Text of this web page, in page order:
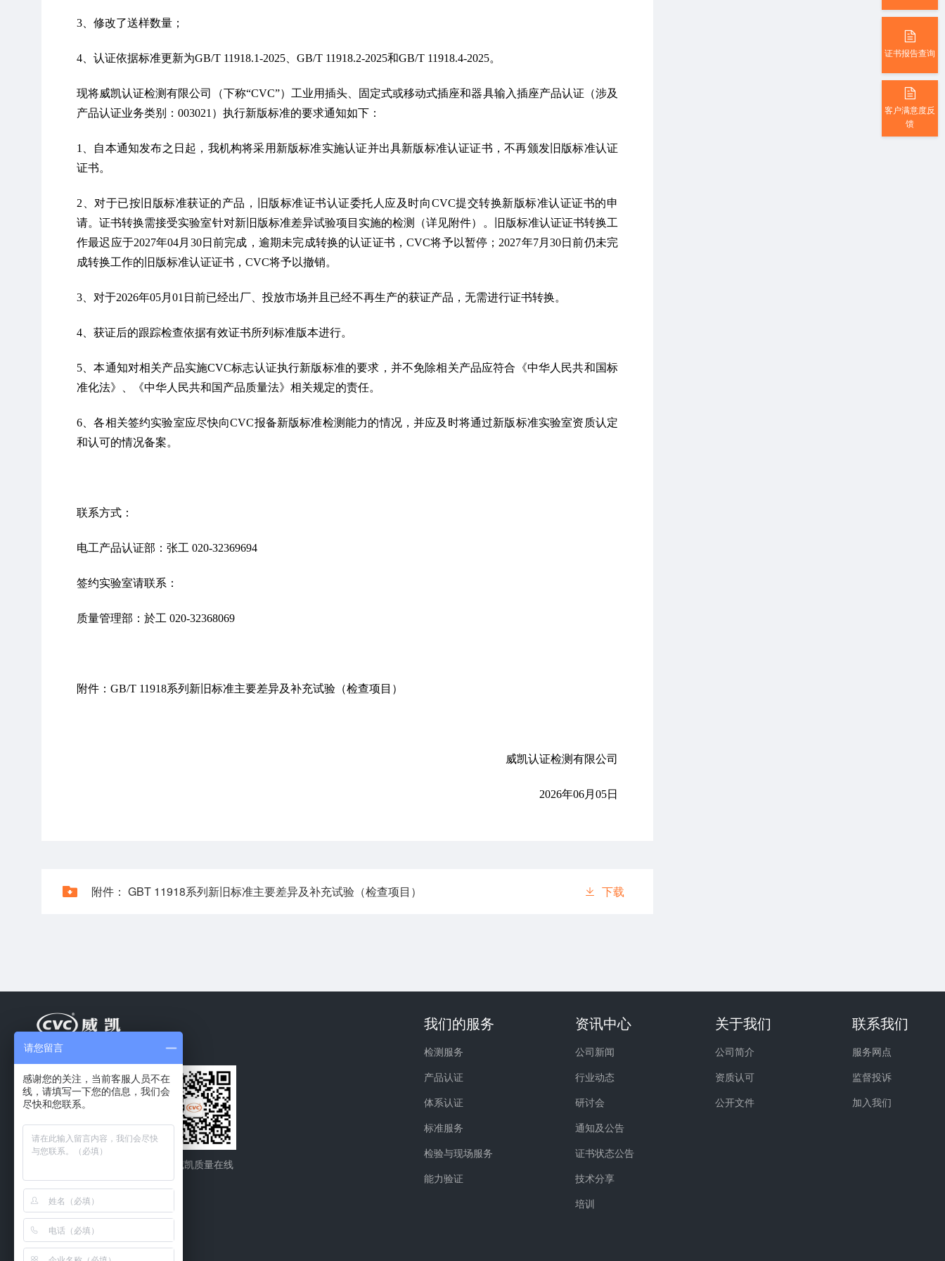
3、修改了送样数量；
4、认证依据标准更新为GB/T 11918.1-2025、GB/T 11918.2-2025和GB/T 11918.4-2025。
现将威凯认证检测有限公司（下称“CVC”）工业用插头、固定式或移动式插座和器具输入插座产品认证（涉及
产品认证业务类别：003021）执行新版标准的要求通知如下：
1、自本通知发布之日起，我机构将采用新版标准实施认证并出具新版标准认证证书，不再颁发旧版标准认证
证书。
2、对于已按旧版标准获证的产品，旧版标准证书认证委托人应及时向CVC提交转换新版标准认证证书的申
请。证书转换需接受实验室针对新旧版标准差异试验项目实施的检测（详见附件）。旧版标准认证证书转换工
作最迟应于2027年04月30日前完成，逾期未完成转换的认证证书，CVC将予以暂停；2027年7月30日前仍未完
成转换工作的旧版标准认证证书，CVC将予以撤销。
3、对于2026年05月01日前已经出厂、投放市场并且已经不再生产的获证产品，无需进行证书转换。
4、获证后的跟踪检查依据有效证书所列标准版本进行。
5、本通知对相关产品实施CVC标志认证执行新版标准的要求，并不免除相关产品应符合《中华人民共和国标
准化法》、《中华人民共和国产品质量法》相关规定的责任。
6、各相关签约实验室应尽快向CVC报备新版标准检测能力的情况，并应及时将通过新版标准实验室资质认定
和认可的情况备案。
联系方式：
电工产品认证部：张工 020-32369694
签约实验室请联系：
质量管理部：於工 020-32368069
附件：GB/T 11918系列新旧标准主要差异及补充试验（检查项目）
威凯认证检测有限公司
2026年06月05日
附件： GBT 11918系列新旧标准主要差异及补充试验（检查项目） 下载
证书报告查询
客户满意度反
馈
CVC威凯质量在线
我们的服务
检测服务
产品认证
体系认证
标准服务
检验与现场服务
能力验证
资讯中心
公司新闻
行业动态
研讨会
通知及公告
证书状态公告
技术分享
培训
关于我们
公司简介
资质认可
公开文件
联系我们
服务网点
监督投诉
加入我们
请您留言
感谢您的关注，当前客服人员不在
线，请填写一下您的信息，我们会
尽快和您联系。